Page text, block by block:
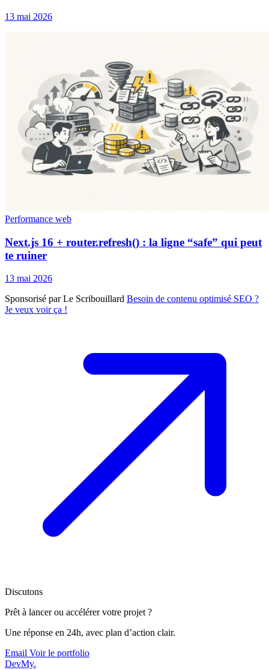
13 mai 2026
Performance web
Next.js 16 + router.refresh() : la ligne “safe” qui peut
te ruiner
13 mai 2026
Sponsorisé par Le Scribouillard Besoin de contenu optimisé SEO ?
Je veux voir ça !
Discutons
Prêt à lancer ou accélérer votre projet ?
Une réponse en 24h, avec plan d’action clair.
Email Voir le portfolio
DevMy.